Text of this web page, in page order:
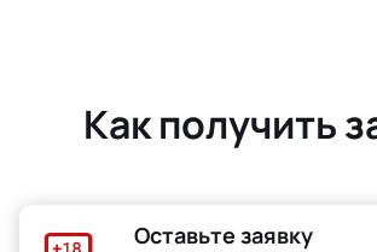
Как получить
Оставьте заявку